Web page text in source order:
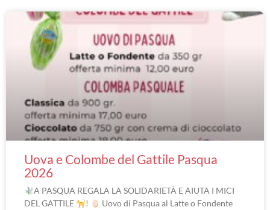
Uova e Colombe del Gattile Pasqua
2026
A PASQUA REGALA LA SOLIDARIETÀ E AIUTA I MICI
DEL GATTILE
!
Uovo di Pasqua al Latte o Fondente